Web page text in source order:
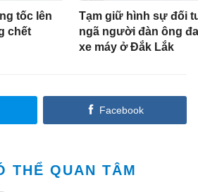
tốc lên
chết
Tạm giữ hình sự đối
ngã người đàn ông
xe máy ở Đắk Lắk
Facebook
THỂ QUAN TÂM